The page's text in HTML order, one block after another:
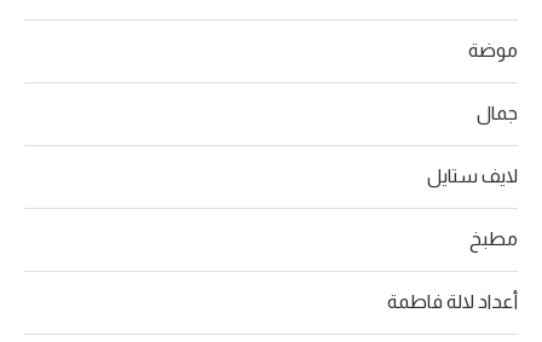
موضة
جمال
لايف ستايل
مطبخ
أعداد لالة فاطمة